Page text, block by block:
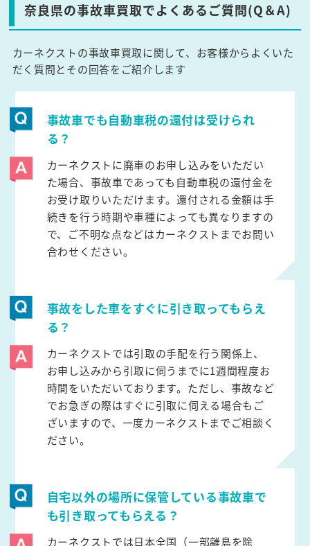
奈良県の事故車買取でよくあるご質問(Q＆A)
カーネクストの事故車買取に関して、お客様からよくいた
だく質問とその回答をご紹介します
事故車でも自動車税の還付は受けられ
る？
カーネクストに廃車のお申し込みをいただい
た場合、事故車であっても自動車税の還付金を
お受け取りいただけます。還付される金額は手
続きを行う時期や車種によっても異なりますの
で、ご不明な点などはカーネクストまでお問い
合わせください。
事故をした車をすぐに引き取ってもらえ
る？
カーネクストでは引取の手配を行う関係上、
お申し込みから引取に伺うまでに1週間程度お
時間をいただいております。ただし、事故など
でお急ぎの際はすぐに引取に伺える場合もご
ざいますので、一度カーネクストまでご相談く
ださい。
自宅以外の場所に保管している事故車で
も引き取ってもらえる？
カーネクストでは日本全国（一部離島を除